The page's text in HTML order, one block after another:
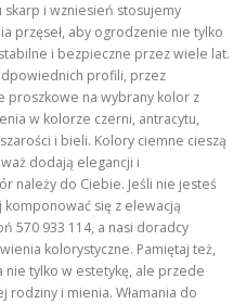
skarp i wzniesień stosujemy
przęseł, aby ogrodzenie nie tylko
i bezpieczne przez wiele lat.
profili, przez
proszkowe na wybrany kolor z
w kolorze czerni, antracytu,
i bieli. Kolory ciemne cieszą
dodają elegancji i
należy do Ciebie. Jeśli nie jesteś
się z elewacją
570 933 114, a nasi doradcy
kolorystyczne. Pamiętaj też,
tylko w estetykę, ale przede
i mienia. Włamania do